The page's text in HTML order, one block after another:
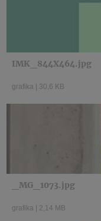
IMK_844X464.jpg
grafika 30,6 KB
_MG_1073.jpg
grafika 2,14 MB